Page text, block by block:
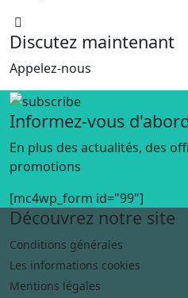
Discutez maintenant
Appelez-nous
Informez-vous
En plus des actualités, des
promotions
[mc4wp_form id="99"]
Découvrez notre site
Conditions générales
Les informations cookies
Mentions légales